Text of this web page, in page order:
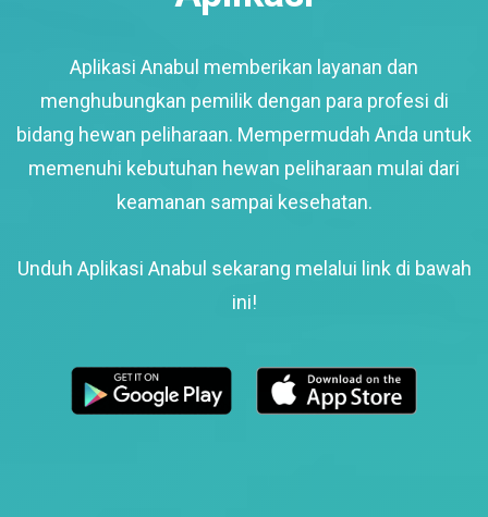
Aplikasi Anabul memberikan layanan dan
menghubungkan pemilik dengan para profesi di
bidang hewan peliharaan. Mempermudah Anda untuk
memenuhi kebutuhan hewan peliharaan mulai dari
keamanan sampai kesehatan.
Unduh Aplikasi Anabul sekarang melalui link di bawah
ini!